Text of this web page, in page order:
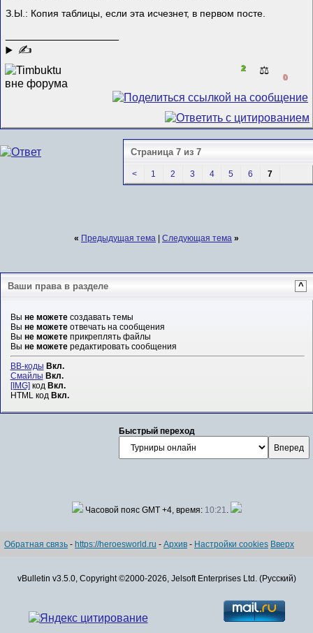
З.Ы.: Копия таблицы, если эта исчезнет, в первом посте.
✍
2 ⚖️
0
Страница 7 из 7
< 1 2 3 4 5 6 7
« Предыдущая тема | Следующая тема »
Ваши права в разделе ^
Вы не можетесоздавать темы
Вы не можетеотвечать на сообщения
Вы не можетеприкреплять файлы
Вы не можетередактировать сообщения
BB-коды Вкл.
Смайлы Вкл.
[IMG] код Вкл.
HTML код Вкл.
Быстрый переход
Часовой пояс GMT +4, время: 10:21.
Обратная связь - https://heroesworld.ru - Архив - Настройки cookies Вверх
vBulletin v3.5.0, Copyright ©2000-2026, Jelsoft Enterprises Ltd. (Русский)